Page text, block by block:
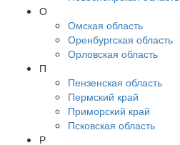
О
Омская область
Оренбургская область
Орловская область
П
Пензенская область
Пермский край
Приморский край
Псковская область
Р